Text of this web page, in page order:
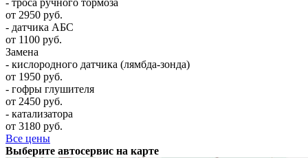
- троса ручного тормоза
от 2950 руб.
- датчика АБС
от 1100 руб.
Замена
- кислородного датчика (лямбда-зонда)
от 1950 руб.
- гофры глушителя
от 2450 руб.
- катализатора
от 3180 руб.
Все цены
Выберите автосервис на карте